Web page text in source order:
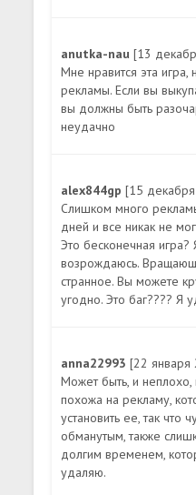
anutka-nau[13
Мне нравится эта
рекламы. Если вы
вы должны быть
неудачно
alex844gp[15
Слишком много
дней и все никак не
Это бесконечная игра?
возрождаюсь.
странное. Вы можете
угодно. Это баг???? Я
anna22993[22 января
Может быть, и неплохо,
похожа на рекламу,
установить ее, так что
обманутым, также
долгим временем,
удаляю.